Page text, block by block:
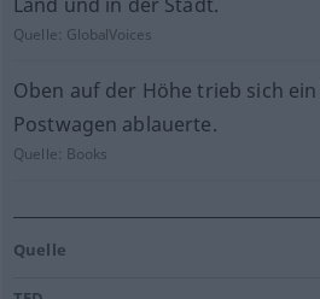
Quelle: GlobalVoices
Oben auf der Höhe trieb sich
Postwagen ablauerte.
Quelle: Books
Quelle